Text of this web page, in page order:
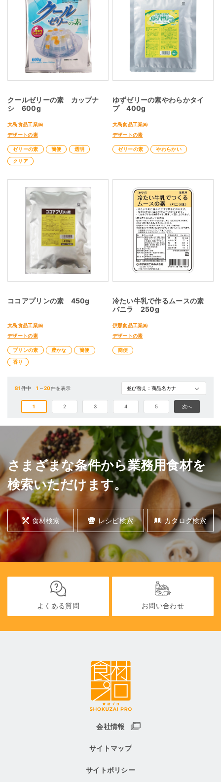
クールゼリーの素 カップナ
シ 600g
大島食品工業㈱
デザートの素
ゼリーの素 簡便
透明
クリア
ゆずゼリーの素やわらかタイ
プ 400g
大島食品工業㈱
デザートの素
ゼリーの素 やわらかい
ココアプリンの素 450g
大島食品工業㈱
デザートの素
プリンの素 豊かな
簡便
香り
冷たい牛乳で作るムースの素
バニラ 250g
伊那食品工業㈱
デザートの素
簡便
81件中1 ～20件を表示
1 2 3 4 5 次へ
さまざまな条件から業務用食材を
検索いただけます。
食材検索 レシピ検索 カタログ検索
よくある質問 お問い合わせ
会社情報
サイトマップ
サイトポリシー